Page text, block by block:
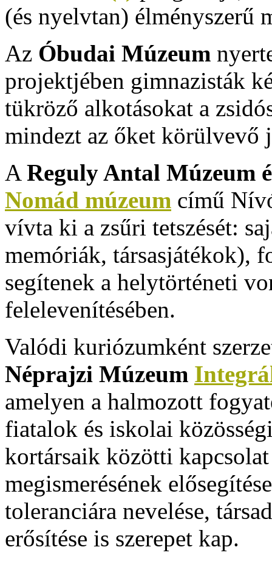
(és nyelvtan) élményszerű
Az Óbudai Múzeum
projektjében gimnazisták
tükröző alkotásokat a
mindezt az őket körülvevő
A Reguly Antal Múzeum
Nomád múzeum című
vívta ki a zsűri tetszését:
memóriák, társasjátékok),
segítenek a helytörténeti
felelevenítésében.
Valódi kuriózumként
Néprajzi Múzeum
amelyen a halmozott
fiatalok és iskolai
kortársaik közötti
megismerésének
toleranciára nevelése,
erősítése is szerepet kap.